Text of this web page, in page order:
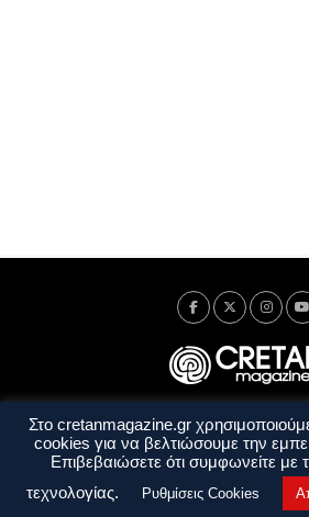
Ταυτότητα Πολιτική Απορρήτου
Όροι και
Στο cretanmagazine.gr
cookies για να βελτιώσουμε την
Επιβεβαιώσετε ότι συμφωνείτε με
τεχνολογίας.
Ρυθμίσεις Cookies